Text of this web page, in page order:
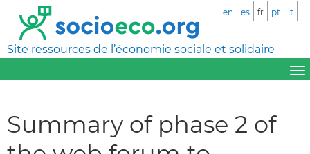
Site ressources de l’économie sociale et solidaire
en es fr pt it
Summary of phase 2 of